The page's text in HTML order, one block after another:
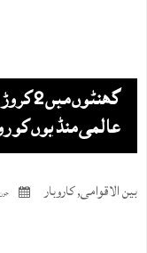
عالمی منڈیوں کو
بین الاقوامی,کاروبار جون 25, 2026